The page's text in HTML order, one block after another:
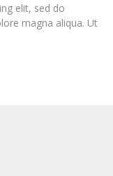
elit, sed do
magna aliqua. Ut